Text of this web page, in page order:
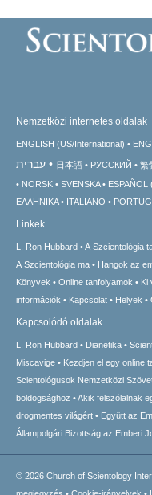
Nemzetközi internetes oldalak
ENGLISH (US/International)
עברית 日本語 РУССКИЙ 繁
NORSK
SVENSKA ESPAÑOL
ΕΛΛΗΝΙΚA
ITALIANO
Linkek
L. Ron Hubbard A Szcientológia
A Szcientológia ma
Hangok az
Könyvek
Online tanfolyamok Ki
információk
Kapcsolat Helyek
Kapcsolódó oldalak
L. Ron Hubbard Dianetika
Miscavige
Kezdjen el egy online
Scientológusok Nemzetközi
boldogsághoz
Akik felszólalnak
drogmentes világért
Együtt az
Állampolgári Bizottság az Emberi
© 2026 Church of Scientology